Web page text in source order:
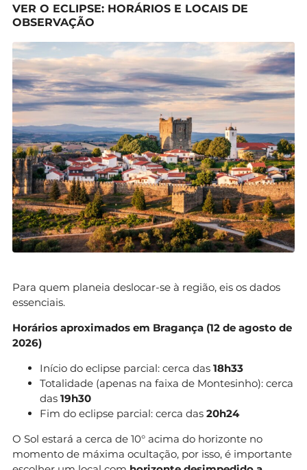
VER O ECLIPSE: HORÁRIOS E LOCAIS DE
OBSERVAÇÃO
Para quem planeia deslocar-se à região, eis os dados
essenciais.
Horários aproximados em Bragança (12 de agosto de
2026)
Início do eclipse parcial: cerca das 18h33
Totalidade (apenas na faixa de Montesinho): cerca
das 19h30
Fim do eclipse parcial: cerca das 20h24
O Sol estará a cerca de 10° acima do horizonte no
momento de máxima ocultação, por isso, é importante